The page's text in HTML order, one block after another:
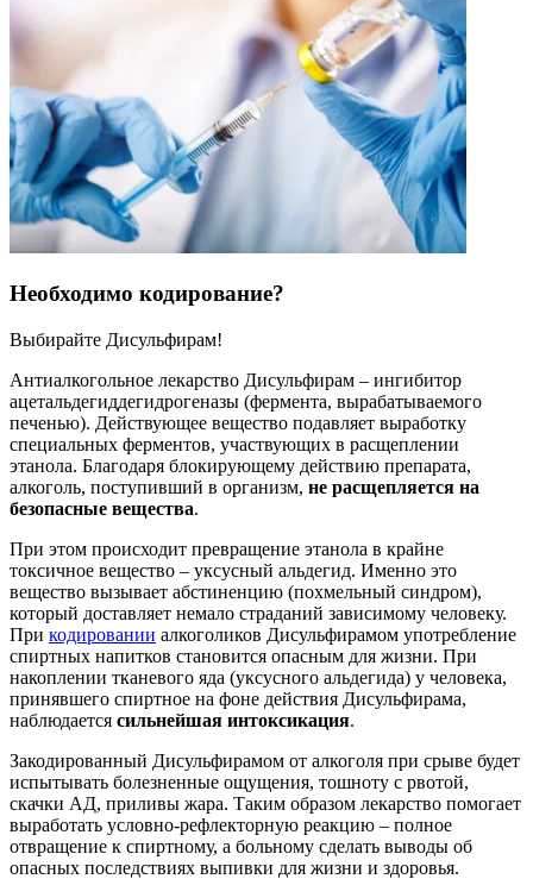
Необходимо кодирование?
Выбирайте Дисульфирам!
Антиалкогольное лекарство Дисульфирам – ингибитор
ацетальдегиддегидрогеназы (фермента, вырабатываемого
печенью). Действующее вещество подавляет выработку
специальных ферментов, участвующих в расщеплении
этанола. Благодаря блокирующему действию препарата,
алкоголь, поступивший в организм, не расщепляется на
безопасные вещества.
При этом происходит превращение этанола в крайне
токсичное вещество – уксусный альдегид. Именно это
вещество вызывает абстиненцию (похмельный синдром),
который доставляет немало страданий зависимому человеку.
При кодировании алкоголиков Дисульфирамом употребление
спиртных напитков становится опасным для жизни. При
накоплении тканевого яда (уксусного альдегида) у человека,
принявшего спиртное на фоне действия Дисульфирама,
наблюдается сильнейшая интоксикация.
Закодированный Дисульфирамом от алкоголя при срыве будет
испытывать болезненные ощущения, тошноту с рвотой,
скачки АД, приливы жара. Таким образом лекарство помогает
выработать условно-рефлекторную реакцию – полное
отвращение к спиртному, а больному сделать выводы об
опасных последствиях выпивки для жизни и здоровья.